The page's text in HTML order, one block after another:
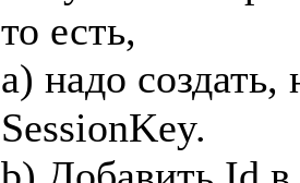
то есть,
a) надо
SessionKey.